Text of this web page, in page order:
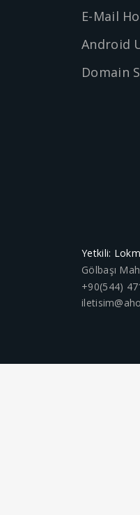
E-Mail
Android
Domain
Yetkili:
Gölbaşı
+90(544)